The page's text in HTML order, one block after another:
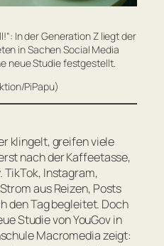
In der Generation Z liegt der
in Sachen Social Media
neue Studie festgestellt.
PiPapu)
klingelt, greifen viele
nach der Kaffeetasse,
TikTok, Instagram,
aus Reizen, Posts
den Tag begleitet. Doch
Studie von YouGov in
Macromedia zeigt: